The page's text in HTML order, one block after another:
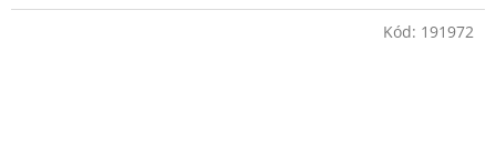
Kód: 191972